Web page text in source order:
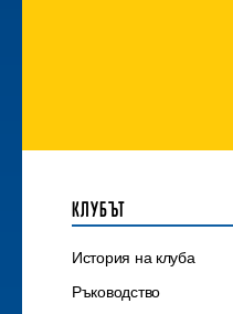
КЛУБЪТ
История на клуба
Ръководство